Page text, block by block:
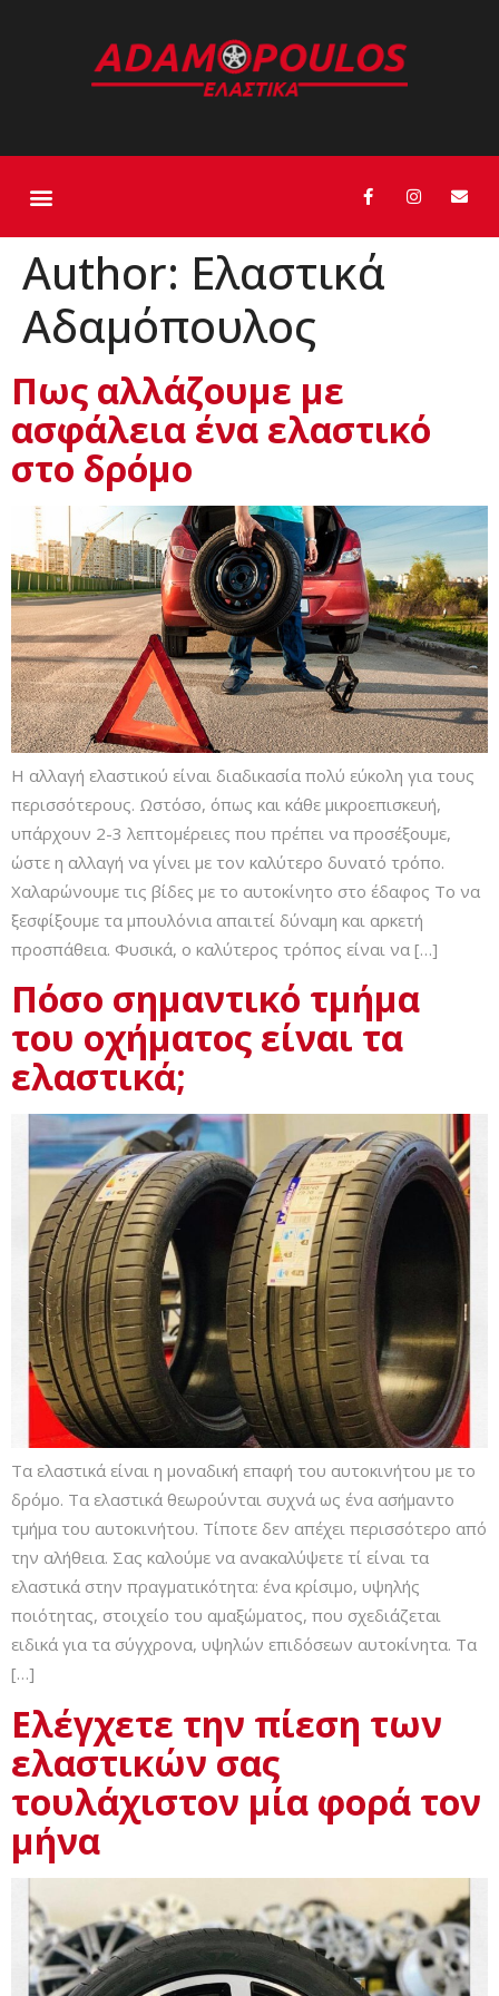
Author: Ελαστικά
Αδαμόπουλος
Πως αλλάζουμε με
ασφάλεια ένα ελαστικό
στο δρόμο
H αλλαγή ελαστικού είναι διαδικασία πολύ εύκολη για τους
περισσότερους. Ωστόσο, όπως και κάθε μικροεπισκευή,
υπάρχουν 2-3 λεπτομέρειες που πρέπει να προσέξουμε,
ώστε η αλλαγή να γίνει με τον καλύτερο δυνατό τρόπο.
Χαλαρώνουμε τις βίδες με το αυτοκίνητο στο έδαφος Το να
ξεσφίξουμε τα μπουλόνια απαιτεί δύναμη και αρκετή
προσπάθεια. Φυσικά, ο καλύτερος τρόπος είναι να […]
Πόσο σημαντικό τμήμα
του οχήματος είναι τα
ελαστικά;
Τα ελαστικά είναι η μοναδική επαφή του αυτοκινήτου με το
δρόμο. Τα ελαστικά θεωρούνται συχνά ως ένα ασήμαντο
τμήμα του αυτοκινήτου. Τίποτε δεν απέχει περισσότερο από
την αλήθεια. Σας καλούμε να ανακαλύψετε τί είναι τα
ελαστικά στην πραγματικότητα: ένα κρίσιμο, υψηλής
ποιότητας, στοιχείο του αμαξώματος, που σχεδιάζεται
ειδικά για τα σύγχρονα, υψηλών επιδόσεων αυτοκίνητα. Τα
[…]
Ελέγχετε την πίεση των
ελαστικών σας
τουλάχιστον μία φορά τον
μήνα